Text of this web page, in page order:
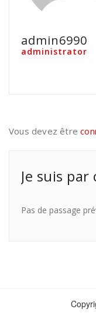
admin6990
administrator
Vous devez être
Je suis
Pas de passage